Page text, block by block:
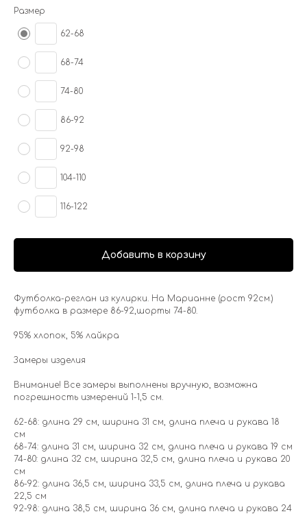
Размер
62-68
68-74
74-80
86-92
92-98
104-110
116-122
Добавить в корзину
Футболка-реглан из кулирки. На Марианне (рост 92см.)
футболка в размере 86-92,шорты 74-80.
95% хлопок, 5% лайкра
Замеры изделия
Внимание! Все замеры выполнены вручную, возможна
погрешность измерений 1-1,5 см.
62-68: длина 29 см, ширина 31 см, длина плеча и рукава 18
см
68-74: длина 31 см, ширина 32 см, длина плеча и рукава 19 см
74-80: длина 32 см, ширина 32,5 см, длина плеча и рукава 20
см
86-92: длина 36,5 см, ширина 33,5 см, длина плеча и рукава
22,5 см
92-98: длина 38,5 см, ширина 36 см, длина плеча и рукава 24